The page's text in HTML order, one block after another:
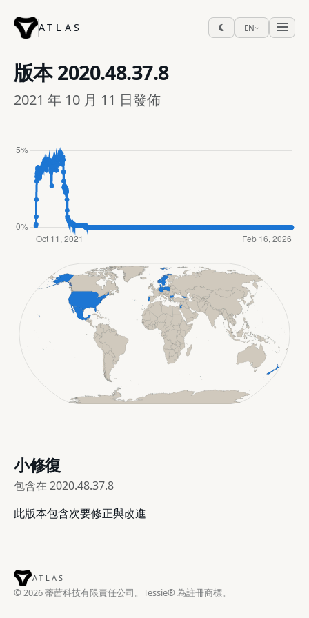
ATLAS EN
版本2020.48.37.8
2021 年 10 月 11 日發佈
小修復
包含在 2020.48.37.8
此版本包含次要修正與改進
ATLAS
© 2026 蒂茜科技有限責任公司。Tessie® 為註冊商標。